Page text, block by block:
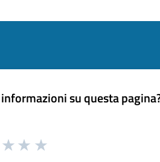
su questa